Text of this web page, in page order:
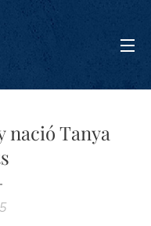
nació Tanya